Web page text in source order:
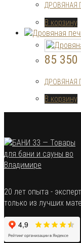
ДРОВЯНАЯ
В корзину
85 350
ДРОВЯНАЯ
В корзину
20 лет опыта -
только из лучших